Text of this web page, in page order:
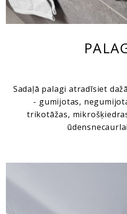
Sadaļā palagi atradīsiet
- gumijotas,
trikotāžas,